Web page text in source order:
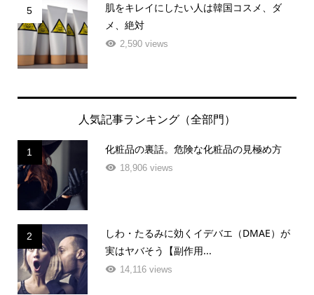
5
肌をキレイにしたい人は韓国コスメ、ダ
メ、絶対
2,590 views
人気記事ランキング（全部門）
1 化粧品の裏話。危険な化粧品の見極め方
18,906 views
2
しわ・たるみに効くイデバエ（DMAE）が
実はヤバそう【副作用...
14,116 views